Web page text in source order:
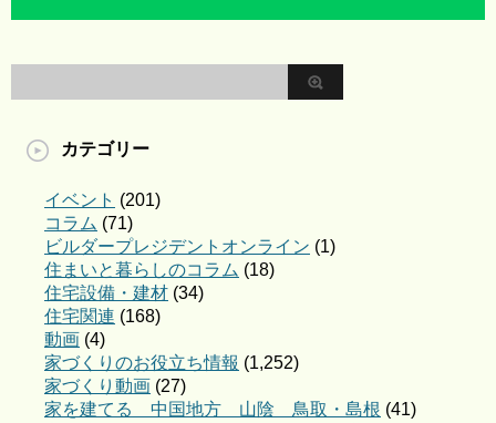
カテゴリー
イベント (201)
コラム (71)
ビルダープレジデントオンライン (1)
住まいと暮らしのコラム (18)
住宅設備・建材 (34)
住宅関連 (168)
動画 (4)
家づくりのお役立ち情報 (1,252)
家づくり動画 (27)
家を建てる 中国地方 山陰 鳥取・島根 (41)